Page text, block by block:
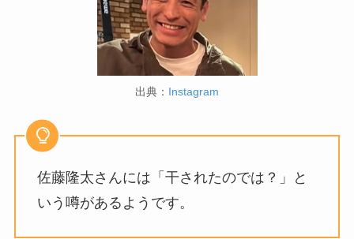
出典： Instagram
佐藤隆太さんには「干されたのでは？」と
いう噂があるようです。